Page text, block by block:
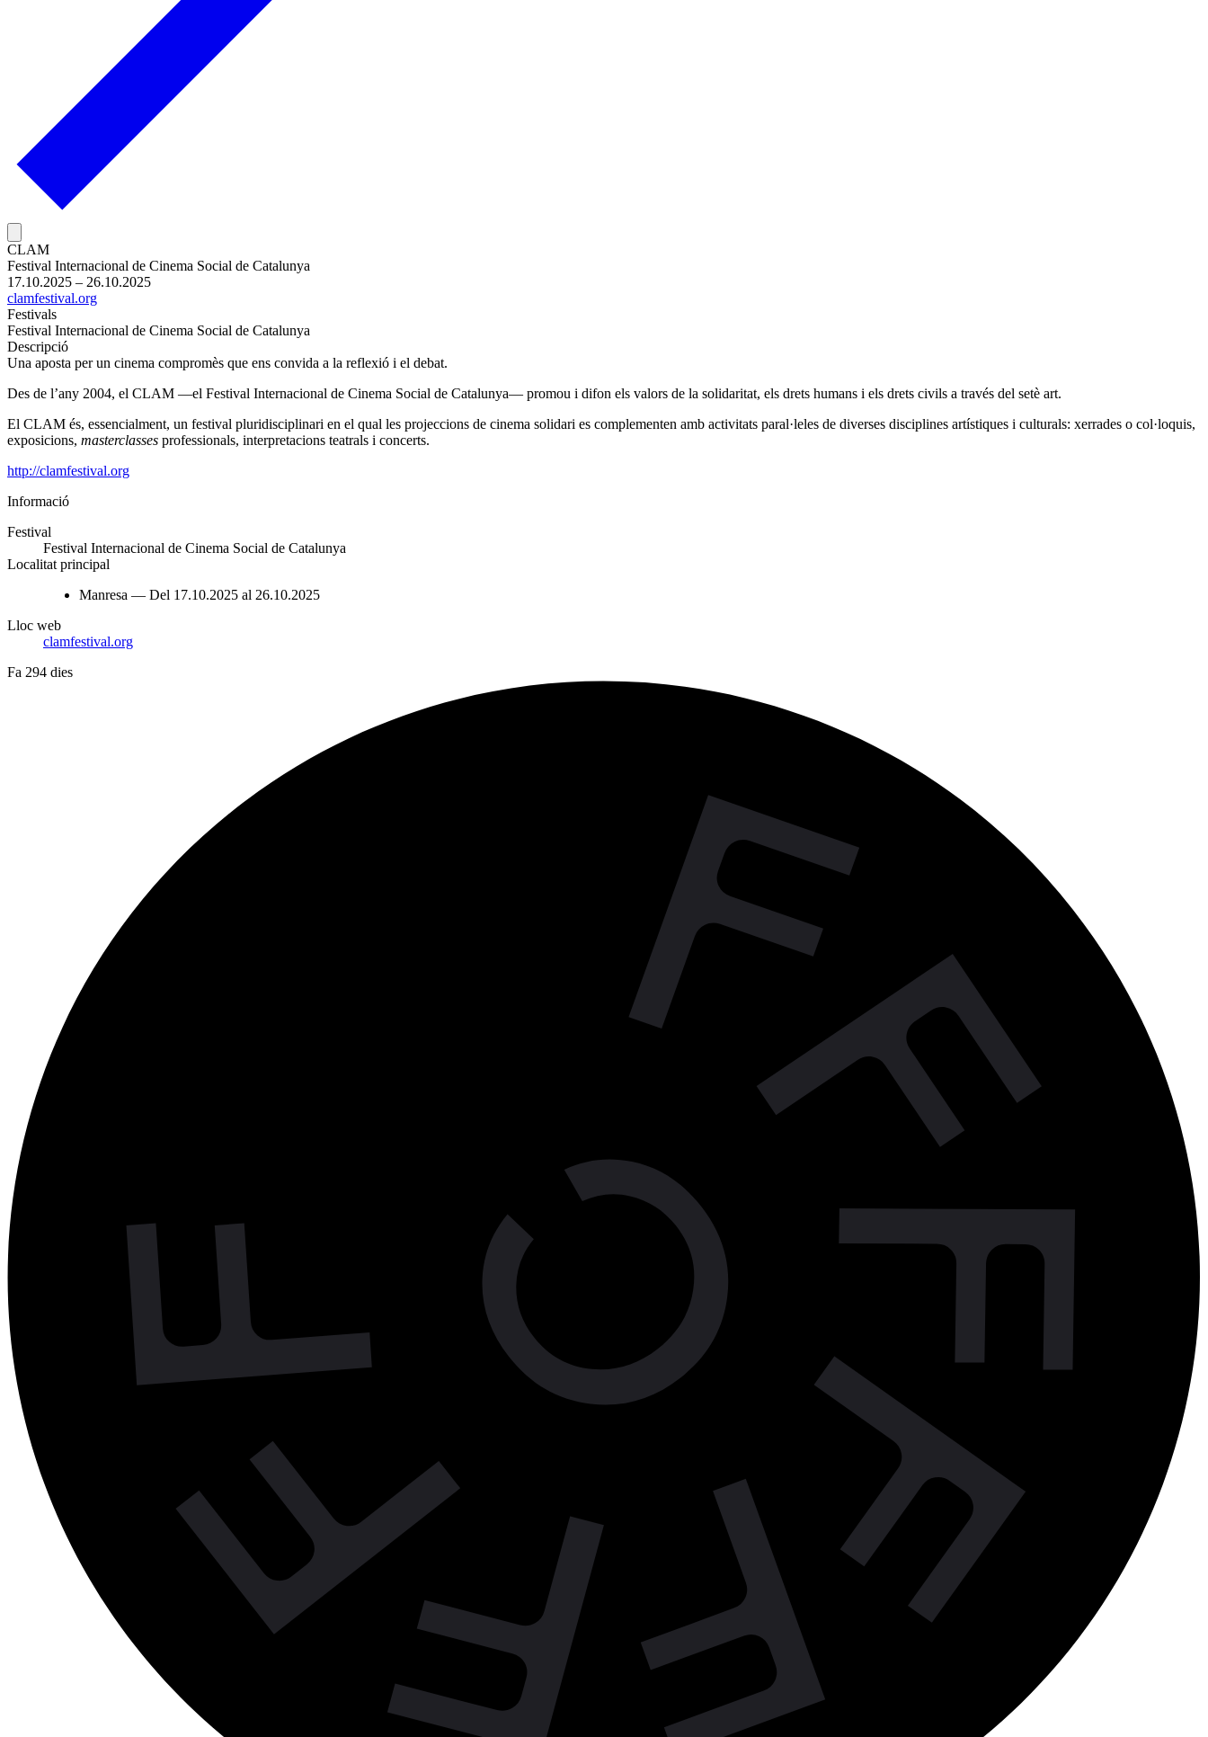
CLAM
Festival Internacional de Cinema Social de Catalunya
17.10.2025 – 26.10.2025
clamfestival.org
Festivals
Festival Internacional de Cinema Social de Catalunya
Descripció
Una aposta per un cinema compromès que ens convida a la reflexió i el debat.
Des de l’any 2004, el CLAM —el Festival Internacional de Cinema Social de Catalunya— promou i difon els valors de la solidaritat, els drets humans i els drets civils a través del setè art.
El CLAM és, essencialment, un festival pluridisciplinari en el qual les projeccions de cinema solidari es complementen amb activitats paral·leles de diverses disciplines artístiques i culturals: xerrades o col·loquis,
exposicions, masterclasses professionals, interpretacions teatrals i concerts.
http://clamfestival.org
Informació
Festival
Festival Internacional de Cinema Social de Catalunya
Localitat principal
Manresa — Del 17.10.2025 al 26.10.2025
Lloc web
clamfestival.org
Fa 294 dies